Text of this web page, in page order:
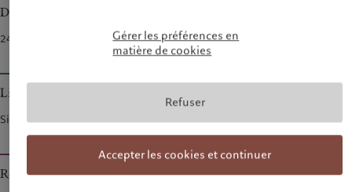
Durée
24 mois
Lieux
Siège de Pictet à Genève et CYP (Challenge Your Potential)
Recrutement
Gérer les préférences en
matière de cookies
Refuser
Accepter les cookies et continuer